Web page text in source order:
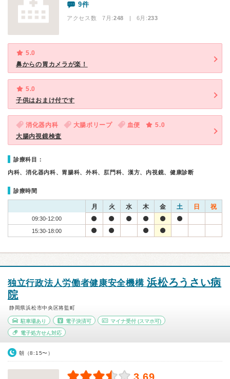
9件
アクセス数 7月:248 | 6月:233
5.0
鼻からの胃カメラが楽！
5.0
子供はおまけ付です
消化器内科 大腸ポリープ 血便
5.0
大腸内視鏡検査
診療科目：
内科、消化器内科、胃腸科、外科、肛門科、漢方、内視鏡、健康診断
診療時間
月 火 水 木 金 土 日 祝
09:30-12:00
15:30-18:00
独立行政法人労働者健康安全機構浜松ろうさい病
院
静岡県浜松市中央区将監町
駐車場あり 電子決済可 マイナ受付 (スマホ可)
電子処方せん対応
朝（8:15〜）